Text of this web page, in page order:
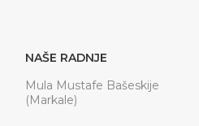
NAŠE RADNJE
Mula Mustafe Bašeskije
(Markale)